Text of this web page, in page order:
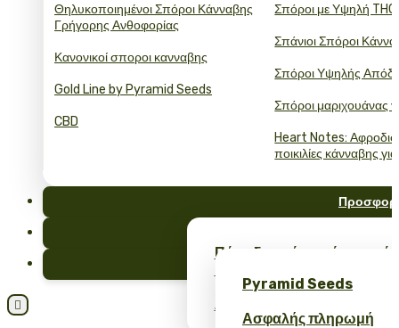
Θηλυκοποιημένοι Σπόροι Κάνναβης
Γρήγορης Ανθοφορίας
Κανονικοί σποροι κανναβης
Gold Line by Pyramid Seeds
CBD
Σπόροι με Υψηλή THC
Σπάνιοι Σπόροι
Σπόροι Υψηλής
Σπόροι μαριχουάνας
Heart Notes:
ποικιλίες κάνναβης
Πάρε δωρεάν σπόρους
Λάβετε έκπτωση 10% για
Pyramid Seeds
Ασφαλής πληρωμή
